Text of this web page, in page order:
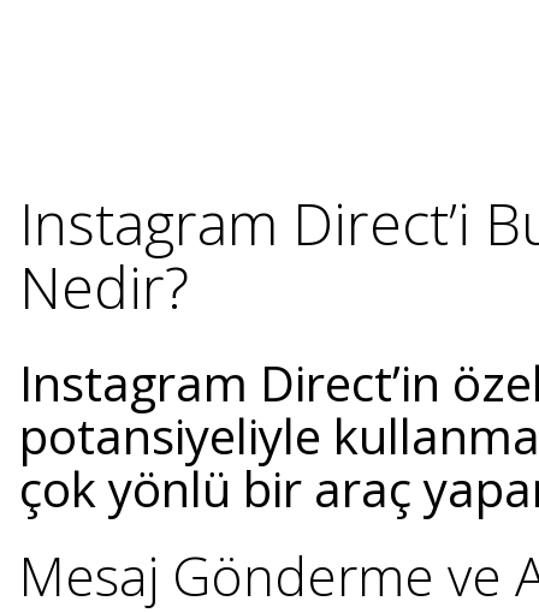
Instagram Direct’i
Nedir?
Instagram Direct’in
potansiyeliyle
çok yönlü bir araç
Mesaj Gönderme ve